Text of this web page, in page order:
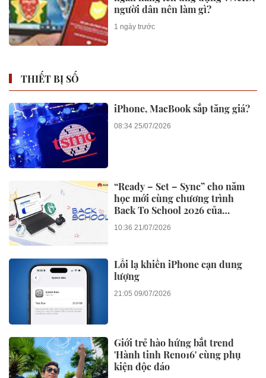
người dân nên làm gì?
1 ngày trước
THIẾT BỊ SỐ
iPhone, MacBook sắp tăng giá?
08:34 25/07/2026
“Ready – Set – Sync” cho năm
học mới cùng chương trình
Back To School 2026 của
Huawei
10:36 21/07/2026
Lỗi lạ khiến iPhone cạn dung
lượng
21:05 09/07/2026
Giới trẻ hào hứng bắt trend
'Hành tinh Reno16' cùng phụ
kiện độc đáo